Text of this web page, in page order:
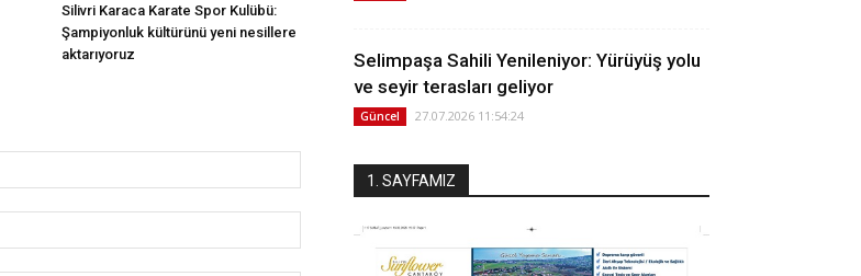
Silivri Karaca Karate Spor Kulübü:
Şampiyonluk kültürünü yeni nesillere
aktarıyoruz
Selimpaşa Sahili Yenileniyor: Yürüyüş yolu
ve seyir terasları geliyor
Güncel 27.07.2026 11:54:24
1. SAYFAMIZ